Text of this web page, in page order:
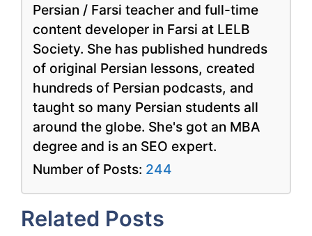
Persian / Farsi teacher and full-time
content developer in Farsi at LELB
Society. She has published hundreds
of original Persian lessons, created
hundreds of Persian podcasts, and
taught so many Persian students all
around the globe. She's got an MBA
degree and is an SEO expert.
Number of Posts: 244
Related Posts